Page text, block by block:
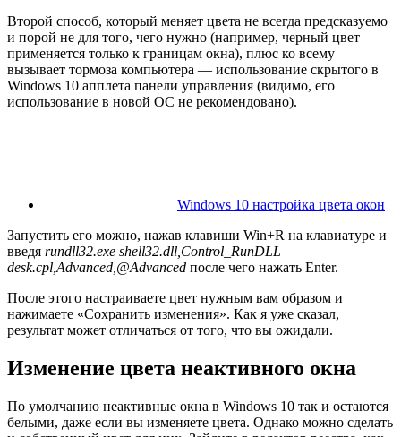
Второй способ, который меняет цвета не всегда предсказуемо
и порой не для того, чего нужно (например, черный цвет
применяется только к границам окна), плюс ко всему
вызывает тормоза компьютера — использование скрытого в
Windows 10 апплета панели управления (видимо, его
использование в новой ОС не рекомендовано).
Windows 10 настройка цвета окон
Запустить его можно, нажав клавиши Win+R на клавиатуре и
введя rundll32.exe shell32.dll,Control_RunDLL
desk.cpl,Advanced,@Advanced после чего нажать Enter.
После этого настраиваете цвет нужным вам образом и
нажимаете «Сохранить изменения». Как я уже сказал,
результат может отличаться от того, что вы ожидали.
Изменение цвета неактивного окна
По умолчанию неактивные окна в Windows 10 так и остаются
белыми, даже если вы изменяете цвета. Однако можно сделать